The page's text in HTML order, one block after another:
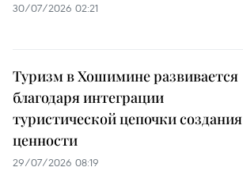
30/07/2026 02:21
Туризм в Хошимине развивается
благодаря интеграции
туристической цепочки создания
ценности
29/07/2026 08:19